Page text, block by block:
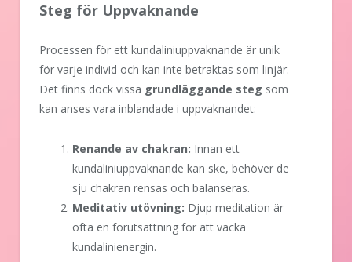
Steg för Uppvaknande
Processen för ett kundaliniuppvaknande är unik
för varje individ och kan inte betraktas som linjär.
Det finns dock vissa grundläggande steg som
kan anses vara inblandade i uppvaknandet:
Renande av chakran: Innan ett
kundaliniuppvaknande kan ske, behöver de
sju chakran rensas och balanseras.
Meditativ utövning: Djup meditation är
ofta en förutsättning för att väcka
kundalinienergin.